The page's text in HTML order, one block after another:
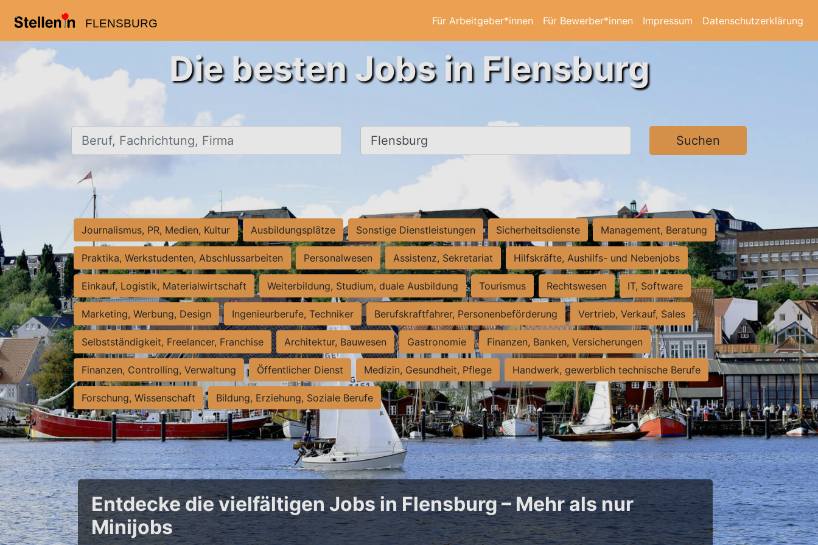
FLENSBURG Für Arbeitgeber*innen Für Bewerber*innen Impressum Datenschutzerklärung
Die besten Jobs in Flensburg
Beruf, Fachrichtung, Firma Ort, Stadt Suchen
Journalismus, PR, Medien, Kultur Ausbildungsplätze Sonstige Dienstleistungen Sicherheitsdienste Management, Beratung
Praktika, Werkstudenten, Abschlussarbeiten Personalwesen Assistenz, Sekretariat Hilfskräfte, Aushilfs- und Nebenjobs
Einkauf, Logistik, Materialwirtschaft Weiterbildung, Studium, duale Ausbildung Tourismus Rechtswesen IT, Software
Marketing, Werbung, Design Ingenieurberufe, Techniker Berufskraftfahrer, Personenbeförderung Vertrieb, Verkauf, Sales
Selbstständigkeit, Freelancer, Franchise Architektur, Bauwesen Gastronomie Finanzen, Banken, Versicherungen
Finanzen, Controlling, Verwaltung Öffentlicher Dienst Medizin, Gesundheit, Pflege Handwerk, gewerblich technische Berufe
Forschung, Wissenschaft Bildung, Erziehung, Soziale Berufe
Entdecke die vielfältigen Jobs in Flensburg – Mehr als nur
Minijobs